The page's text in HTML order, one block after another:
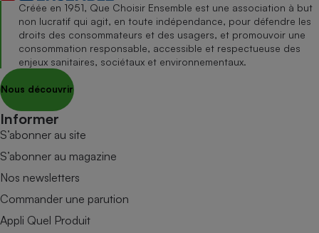
Créée en 1951, Que Choisir Ensemble est une association à but
non lucratif qui agit, en toute indépendance, pour défendre les
droits des consommateurs et des usagers, et promouvoir une
consommation responsable, accessible et respectueuse des
enjeux sanitaires, sociétaux et environnementaux.
Nous découvrir
Informer
S’abonner au site
S’abonner au magazine
Nos newsletters
Commander une parution
Appli Quel Produit